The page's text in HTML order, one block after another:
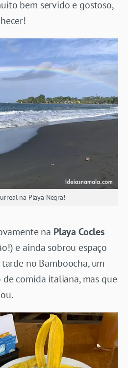
bem servido e gostoso,
na Playa Negra!
na Playa Cocles
e ainda sobrou espaço
no Bamboocha, um
comida italiana, mas que